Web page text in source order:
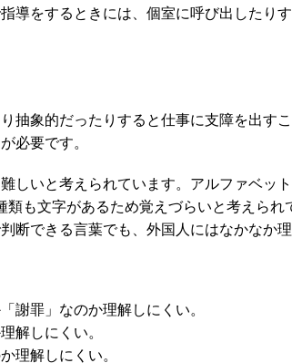
導をするときには、個室に呼び出したり
抽象的だったりすると仕事に支障を出す
必要です。
しいと考えられています。アルファベッ
も文字があるため覚えづらいと考えら
断できる言葉でも、外国人にはなかなか
謝罪」なのか理解しにくい。
解しにくい。
理解しにくい。